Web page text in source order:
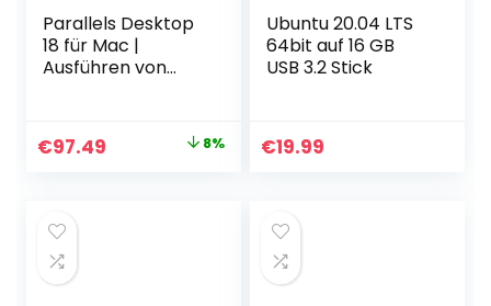
Parallels Desktop
18 für Mac |
Ausführen von
Software | 1 Gerät |
1 Benutzer |
Original
€106.52.
€97.49 8%
Ubuntu 20.04 LTS
64bit auf 16 GB
USB 3.2 Stick
€19.99